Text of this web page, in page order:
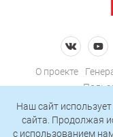
О проекте
Наш сайт
сайта. Продолжая
c использованием